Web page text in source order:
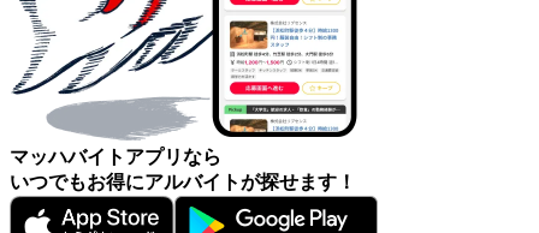
マッハバイトアプリなら
いつでもお得にアルバイトが探せます！